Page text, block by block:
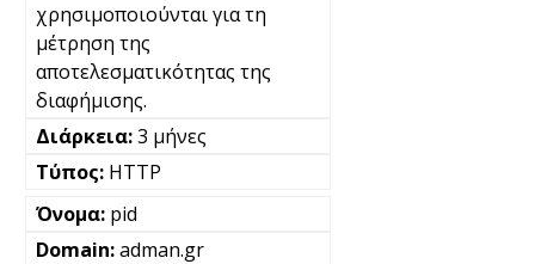
χρησιμοποιούνται για τη
μέτρηση της
αποτελεσματικότητας της
διαφήμισης.
3 μήνες
HTTP
pid
adman.gr